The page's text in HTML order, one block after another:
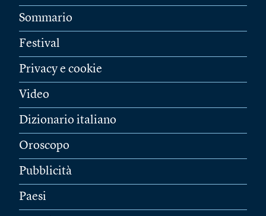
Sommario
Festival
Privacy e cookie
Video
Dizionario italiano
Oroscopo
Pubblicità
Paesi